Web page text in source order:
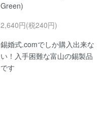
Green)
2,640円(税240円)
錫婚式.comでしか購入出来な
い！入手困難な富山の錫製品
です